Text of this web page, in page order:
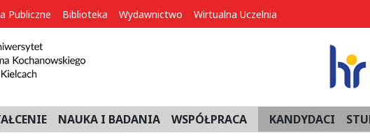
Publiczne Biblioteka Wydawnictwo Wirtualna Uczelnia
NAUKA I BADANIA WSPÓŁPRACA KANDYDACI